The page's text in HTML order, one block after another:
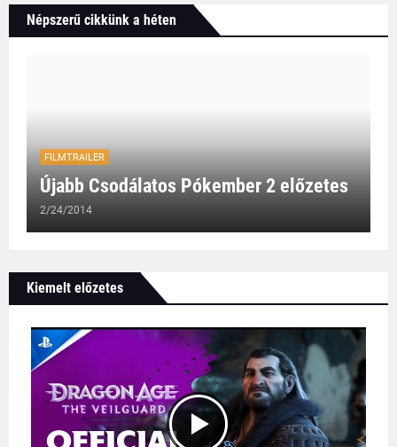
Népszerű cikkünk a héten
FILMTRAILER
Újabb Csodálatos Pókember 2 előzetes
2/24/2014
Kiemelt előzetes